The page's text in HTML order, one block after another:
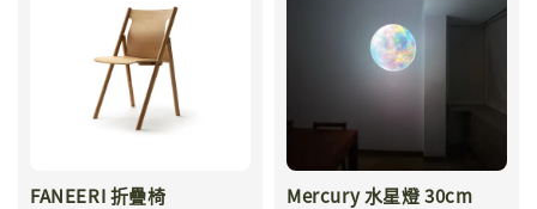
FANEERI 折疊椅 Mercury 水星燈 30cm